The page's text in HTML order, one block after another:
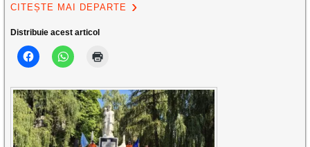
CITEȘTE MAI DEPARTE
Distribuie acest articol